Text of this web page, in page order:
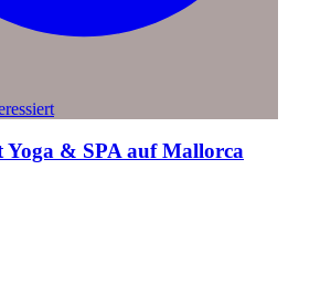
& SPA auf Mallorca